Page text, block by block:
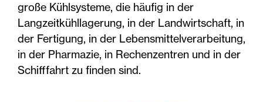
große Kühlsysteme, die häufig in der
Langzeitkühllagerung, in der Landwirtschaft, in
der Fertigung, in der Lebensmittelverarbeitung,
in der Pharmazie, in Rechenzentren und in der
Schifffahrt zu finden sind.